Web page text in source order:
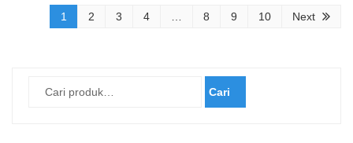
menurut
1 2 3 4 8 9 10 Next
Cari